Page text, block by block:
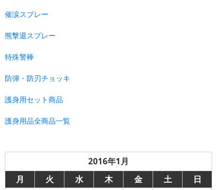
催涙スプレー
熊撃退スプレー
特殊警棒
防弾・防刃チョッキ
護身用セット商品
護身用品全商品一覧
2016年1月
月
火 水 木 金 土
日